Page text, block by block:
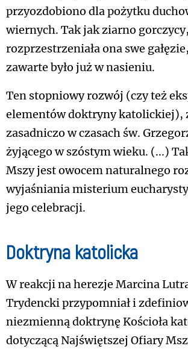
przyozdobiono dla pożytku
wiernych. Tak jak ziarno gorczycy,
rozprzestrzeniała ona swe
zawarte było już w nasieniu.
Ten stopniowy rozwój (czy też
elementów doktryny katolickiej),
zasadniczo w czasach św.
żyjącego w szóstym wieku. (...)
Mszy jest owocem naturalnego
wyjaśniania misterium
jego celebracji.
Doktryna katolicka
W reakcji na herezje Marcina
Trydencki przypomniał i
niezmienną doktrynę Kościoła
dotyczącą Najświętszej Ofiary